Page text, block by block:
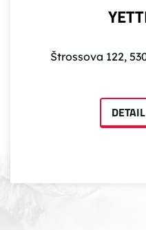
Štrossova 122,